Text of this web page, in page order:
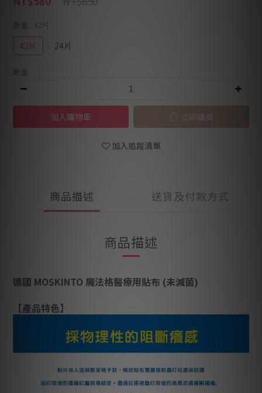
: 42片
42片 24片
加入購物車 立即購買
加入追蹤清單
商品描述 送貨及付款方式
商品描述
德國 MOSKINTO 魔法格醫療用貼布 (未滅菌)
【產品特色】